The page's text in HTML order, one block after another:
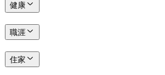
健康
職涯
住家